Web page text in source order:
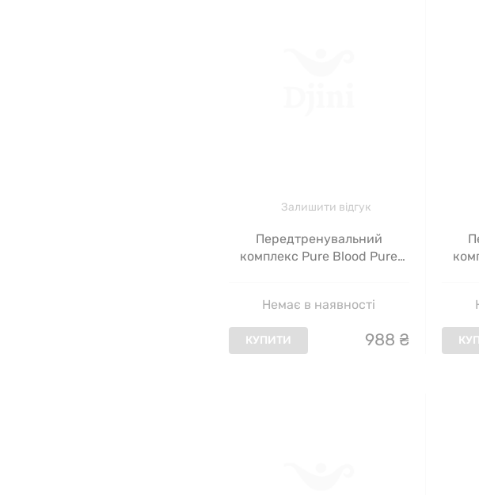
Залишити відгук
Передтренувальний
комплекс Pure Blood Pure
Немає в наявності
КУПИТИ 988 ₴